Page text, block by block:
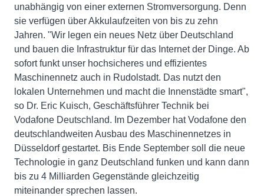
unabhängig von einer externen Stromversorgung. Denn
sie verfügen über Akkulaufzeiten von bis zu zehn
Jahren. "Wir legen ein neues Netz über Deutschland
und bauen die Infrastruktur für das Internet der Dinge. Ab
sofort funkt unser hochsicheres und effizientes
Maschinennetz auch in Rudolstadt. Das nutzt den
lokalen Unternehmen und macht die Innenstädte smart",
so Dr. Eric Kuisch, Geschäftsführer Technik bei
Vodafone Deutschland. Im Dezember hat Vodafone den
deutschlandweiten Ausbau des Maschinennetzes in
Düsseldorf gestartet. Bis Ende September soll die neue
Technologie in ganz Deutschland funken und kann dann
bis zu 4 Milliarden Gegenstände gleichzeitig
miteinander sprechen lassen.